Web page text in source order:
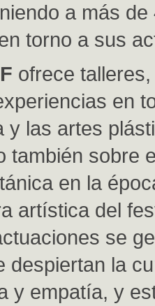
a más de
torno a sus
ofrece
en
y las artes
también sobre
en la
artística del
se
despiertan la
y empatía, y